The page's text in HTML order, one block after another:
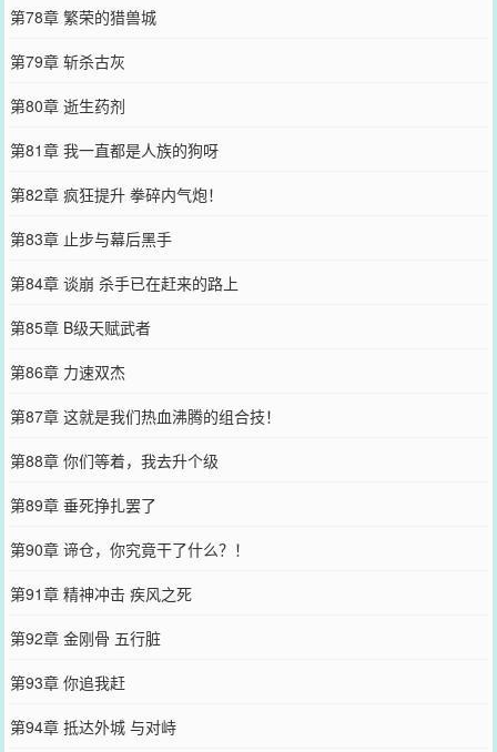
第78章 繁荣的猎兽城
第79章 斩杀古灰
第80章 逝生药剂
第81章 我一直都是人族的狗呀
第82章 疯狂提升 拳碎内气炮！
第83章 止步与幕后黑手
第84章 谈崩 杀手已在赶来的路上
第85章 B级天赋武者
第86章 力速双杰
第87章 这就是我们热血沸腾的组合技！
第88章 你们等着，我去升个级
第89章 垂死挣扎罢了
第90章 谛仓，你究竟干了什么？！
第91章 精神冲击 疾风之死
第92章 金刚骨 五行脏
第93章 你追我赶
第94章 抵达外城 与对峙